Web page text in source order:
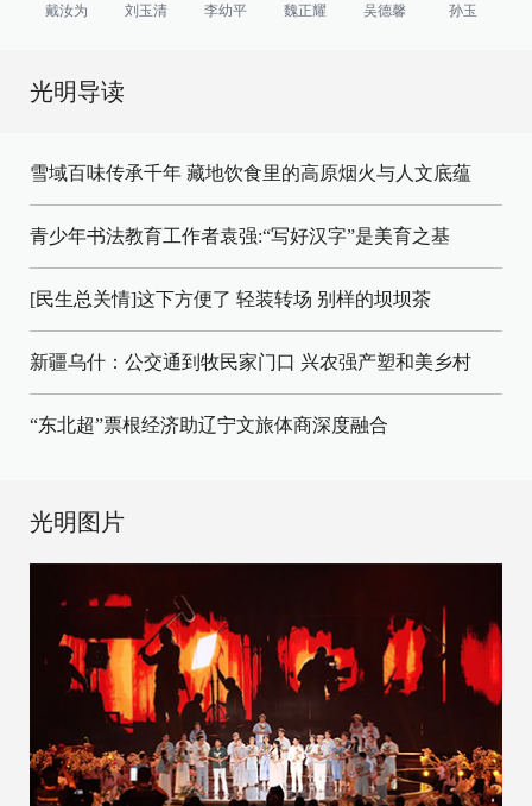
戴汝为
刘玉清 李幼平 魏正耀 吴德馨 孙玉
光明导读
雪域百味传承千年 藏地饮食里的高原烟火与人文底蕴
青少年书法教育工作者袁强:“写好汉字”是美育之基
[民生总关情]这下方便了 轻装转场 别样的坝坝茶
新疆乌什：公交通到牧民家门口 兴农强产塑和美乡村
“东北超”票根经济助辽宁文旅体商深度融合
光明图片